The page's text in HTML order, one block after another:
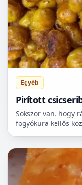
Egyéb
Pirított
Sokszor van, hogy
fogyókura kellős